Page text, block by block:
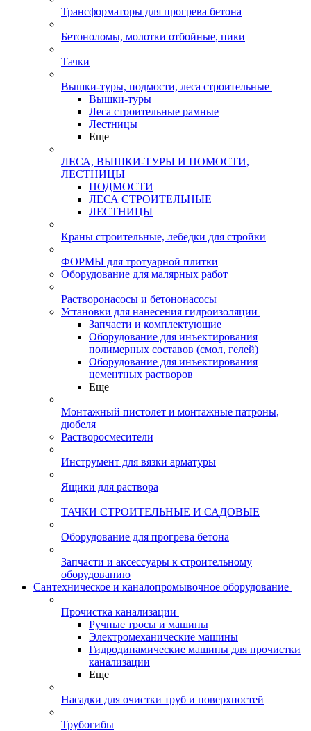
Трансформаторы для прогрева бетона
Бетоноломы, молотки отбойные, пики
Тачки
Вышки-туры, подмости, леса строительные
Вышки-туры
Леса строительные рамные
Лестницы
Еще
ЛЕСА, ВЫШКИ-ТУРЫ И ПОМОСТИ,
ЛЕСТНИЦЫ
ПОДМОСТИ
ЛЕСА СТРОИТЕЛЬНЫЕ
ЛЕСТНИЦЫ
Краны строительные, лебедки для стройки
ФОРМЫ для тротуарной плитки
Оборудование для малярных работ
Растворонасосы и бетононасосы
Установки для нанесения гидроизоляции
Запчасти и комплектующие
Оборудование для инъектирования
полимерных составов (смол, гелей)
Оборудование для инъектирования
цементных растворов
Еще
Монтажный пистолет и монтажные патроны,
дюбеля
Растворосмесители
Инструмент для вязки арматуры
Ящики для раствора
ТАЧКИ СТРОИТЕЛЬНЫЕ И САДОВЫЕ
Оборудование для прогрева бетона
Запчасти и аксессуары к строительному
оборудованию
Сантехническое и каналопромывочное оборудование
Прочистка канализации
Ручные тросы и машины
Электромеханические машины
Гидродинамические машины для прочистки
канализации
Еще
Насадки для очистки труб и поверхностей
Трубогибы